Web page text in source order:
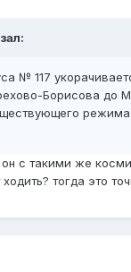
№ 117
Борисова до
режима
он с такими же
тогда это